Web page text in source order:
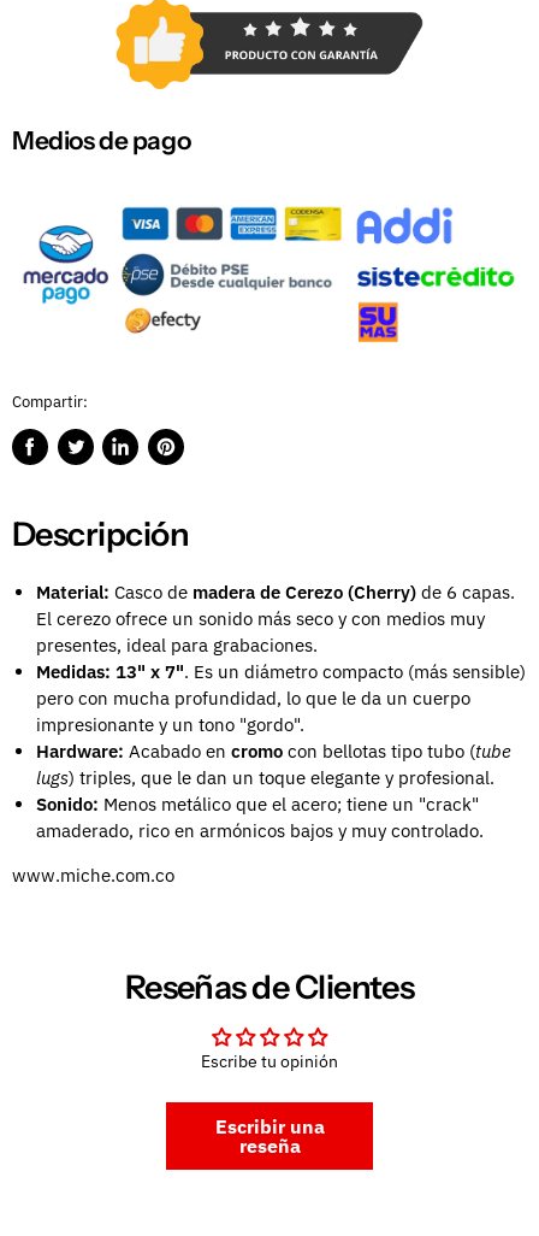
Medios de pago
Compartir:
CompartirPublicarCompartirGuardar
Descripción
Material: Casco de madera de Cerezo (Cherry) de 6 capas.
El cerezo ofrece un sonido más seco y con medios muy
presentes, ideal para grabaciones.
Medidas: 13" x 7". Es un diámetro compacto (más sensible)
pero con mucha profundidad, lo que le da un cuerpo
impresionante y un tono "gordo".
Hardware: Acabado en cromo con bellotas tipo tubo (tube
lugs) triples, que le dan un toque elegante y profesional.
Sonido: Menos metálico que el acero; tiene un "crack"
amaderado, rico en armónicos bajos y muy controlado.
www.miche.com.co
Reseñas de Clientes
Escribe tu opinión
Escribir una
reseña